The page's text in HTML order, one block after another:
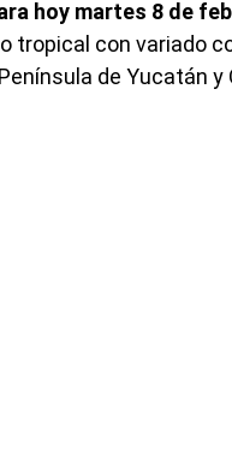
hoy martes 8 de
tropical con variado
de Yucatán y